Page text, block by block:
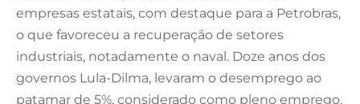
empresas estatais, com destaque para a Petrobras,
o que favoreceu a recuperação de setores
industriais, notadamente o naval. Doze anos dos
governos Lula-Dilma, levaram o desemprego ao
patamar de 5%, considerado como pleno emprego.